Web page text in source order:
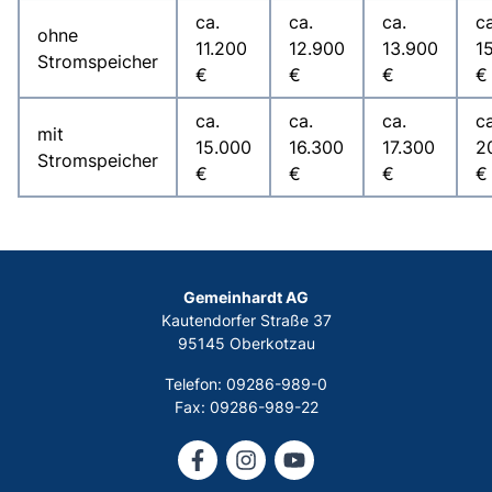
ohne
Stromspeicher
ca.
11.200
€
ca.
12.900
€
ca.
13.900
€
€
mit
Stromspeicher
ca.
15.000
€
ca.
16.300
€
ca.
17.300
€
€
Gemeinhardt AG
Kautendorfer Straße 37
95145 Oberkotzau
Telefon: 09286-989-0
Fax: 09286-989-22